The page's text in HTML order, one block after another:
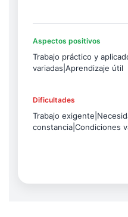
Aspectos positivos
Trabajo práctico y
variadas|Aprendizaje útil
Dificultades
Trabajo
constancia|Condiciones